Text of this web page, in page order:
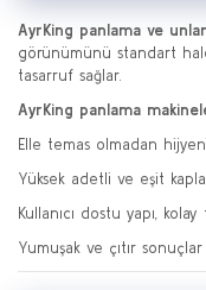
AyrKing panlama ve
görünümünü standart
tasarruf sağlar.
AyrKing panlama
Elle temas olmadan
Yüksek adetli ve eşit
Kullanıcı dostu yapı,
Yumuşak ve çıtır